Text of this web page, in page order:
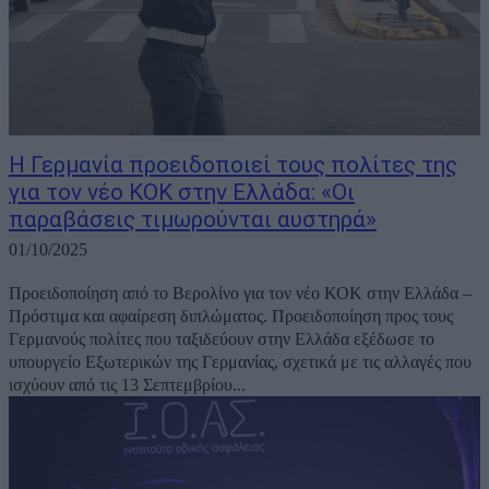
Η Γερμανία προειδοποιεί τους πολίτες της
για τον νέο ΚΟΚ στην Ελλάδα: «Οι
παραβάσεις τιμωρούνται αυστηρά»
01/10/2025
Προειδοποίηση από το Βερολίνο για τον νέο ΚΟΚ στην Ελλάδα –
Πρόστιμα και αφαίρεση διπλώματος. Προειδοποίηση προς τους
Γερμανούς πολίτες που ταξιδεύουν στην Ελλάδα εξέδωσε το
υπουργείο Εξωτερικών της Γερμανίας, σχετικά με τις αλλαγές που
ισχύουν από τις 13 Σεπτεμβρίου...